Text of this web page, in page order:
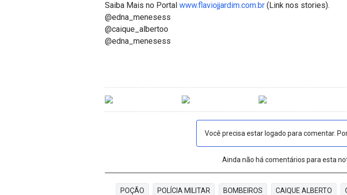
Saiba Mais no Portal www.flaviojjardim.com.br (Link nos stories).
@edna_menesess
@caique_albertoo
@edna_menesess
Você precisa estar logado para comentar.
Ainda não há comentários para esta
POÇÃO POLÍCIA MILITAR BOMBEIROS CAIQUE ALBERTO